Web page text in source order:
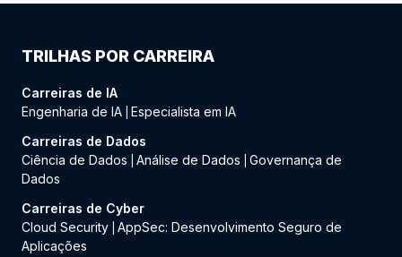
TRILHAS POR CARREIRA
Carreiras de IA
Engenharia de IA Especialista em IA
Carreiras de Dados
Ciência de Dados
Análise de Dados
Governança de
Dados
Carreiras de Cyber
Cloud Security AppSec: Desenvolvimento Seguro de
Aplicações